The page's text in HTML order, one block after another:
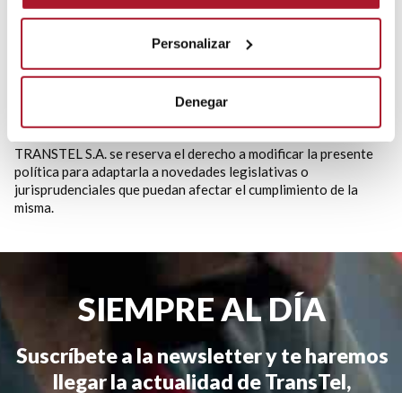
Personalizar
Denegar
Protección de Datos no conlleva ningún coste y no es
necesaria la asistencia de abogado ni procurador.
Actualizaciones: ¿Qué cambios puede haber en esta Política de
TRANSTEL S.A. se reserva el derecho a modificar la presente
política para adaptarla a novedades legislativas o
jurisprudenciales que puedan afectar el cumplimiento de la
misma.
SIEMPRE AL DÍA
Suscríbete a la newsletter y te haremos
llegar la actualidad de TransTel,